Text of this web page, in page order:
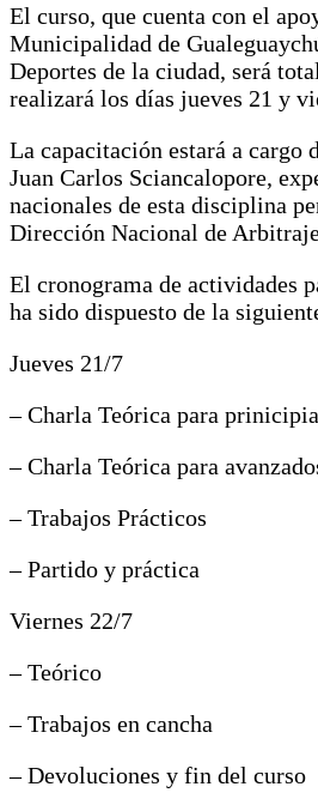
El curso, que cuenta con el
Municipalidad de
Deportes de la ciudad, será
realizará los días jueves 21 y
La capacitación estará a cargo
Juan Carlos Sciancalopore,
nacionales de esta disciplina
Dirección Nacional de
El cronograma de actividades
ha sido dispuesto de la
Jueves 21/7
– Charla Teórica para
– Charla Teórica para
– Trabajos Prácticos
– Partido y práctica
Viernes 22/7
– Teórico
– Trabajos en cancha
– Devoluciones y fin del curso